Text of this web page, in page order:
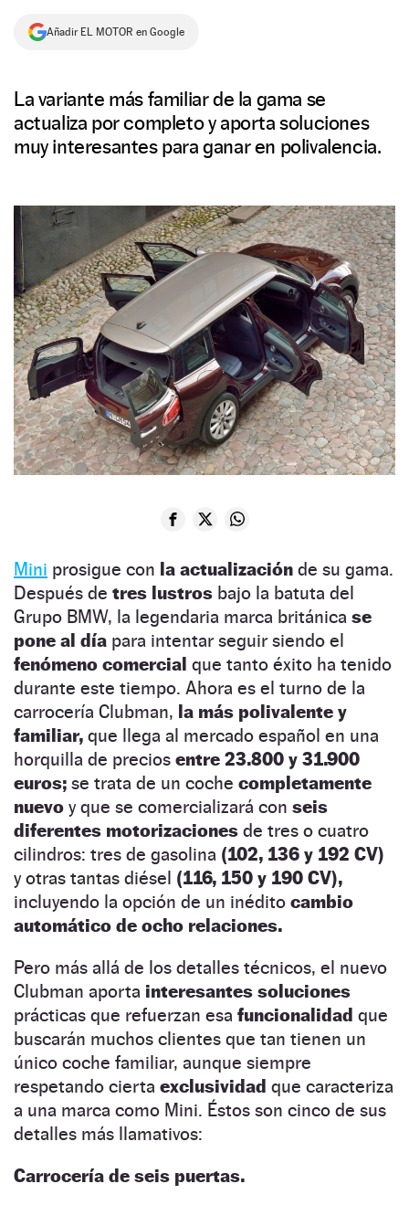
NEWSLETTER
Añadir EL MOTOR en Google
La variante más familiar de la gama se
actualiza por completo y aporta soluciones
muy interesantes para ganar en polivalencia.
Mini prosigue con la actualización de su gama.
Después de tres lustros bajo la batuta del
Grupo BMW, la legendaria marca británica se
pone al día para intentar seguir siendo el
fenómeno comercial que tanto éxito ha tenido
durante este tiempo. Ahora es el turno de la
carrocería Clubman, la más polivalente y
familiar, que llega al mercado español en una
horquilla de precios entre 23.800 y 31.900
euros; se trata de un coche completamente
nuevo y que se comercializará con seis
diferentes motorizaciones de tres o cuatro
cilindros: tres de gasolina (102, 136 y 192 CV)
y otras tantas diésel (116, 150 y 190 CV),
incluyendo la opción de un inédito cambio
automático de ocho relaciones.
Pero más allá de los detalles técnicos, el nuevo
Clubman aporta interesantes soluciones
prácticas que refuerzan esa funcionalidad que
buscarán muchos clientes que tan tienen un
único coche familiar, aunque siempre
respetando cierta exclusividad que caracteriza
a una marca como Mini. Éstos son cinco de sus
detalles más llamativos:
Carrocería de seis puertas.